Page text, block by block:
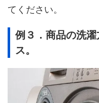
てください。
例３．商品の洗
ス。